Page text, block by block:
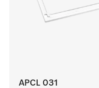
APCL 031